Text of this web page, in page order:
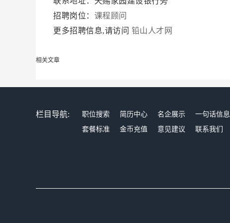
招聘岗位： 课程顾问
更多招聘信息,请访问 铅山人才网
相关文章
栏目导航: 职位搜索 简历中心 名企展示 一句话信息
套餐标准
金币充值 意见建议 联系我们